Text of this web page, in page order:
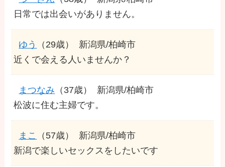
日常では出会いがありません。
ゆう （29歳）
新潟県/柏崎市
近くで会える人いませんか？
まつなみ （37歳）
新潟県/柏崎市
松波に住む主婦です。
まこ （57歳）
新潟県/柏崎市
新潟で楽しいセックスをしたいです